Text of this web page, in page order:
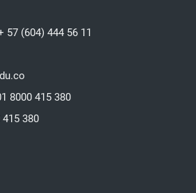
(604) 444 56 11
8000 415 380
380